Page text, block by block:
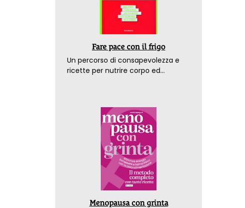
Fare pace con il frigo
Un percorso di consapevolezza e
ricette per nutrire corpo ed
Menopausa con grinta